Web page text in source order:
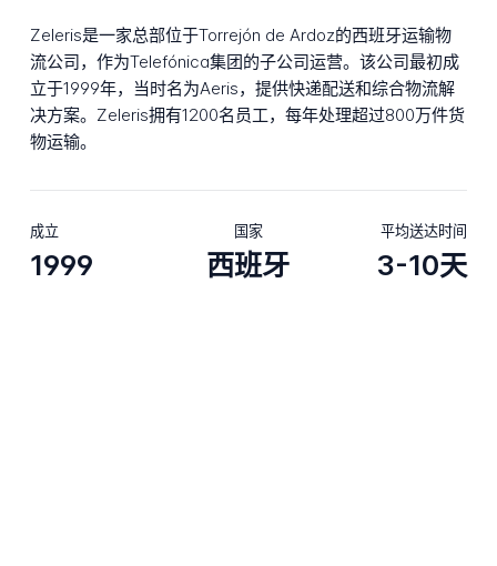
Zeleris是一家总部位于Torrejón de Ardoz的西班牙运输物
流公司，作为Telefónica集团的子公司运营。该公司最初成
立于1999年，当时名为Aeris，提供快递配送和综合物流解
决方案。Zeleris拥有1200名员工，每年处理超过800万件货
物运输。
成立
1999
国家
西班牙
平均送达时间
3-10天